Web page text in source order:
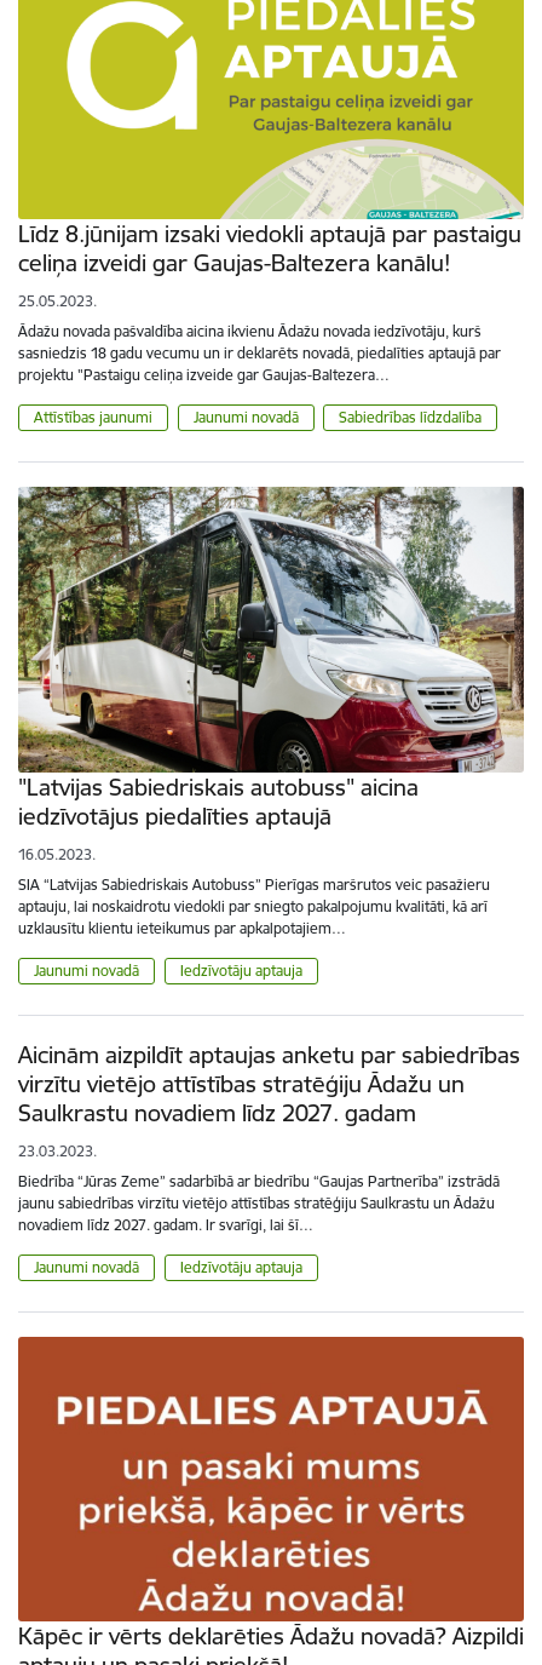
Līdz 8.jūnijam izsaki viedokli aptaujā par pastaigu
celiņa izveidi gar Gaujas-Baltezera kanālu!
25.05.2023.
Ādažu novada pašvaldība aicina ikvienu Ādažu novada iedzīvotāju, kurš
sasniedzis 18 gadu vecumu un ir deklarēts novadā, piedalīties aptaujā par
projektu "Pastaigu celiņa izveide gar Gaujas-Baltezera…
Attīstības jaunumi Jaunumi novadā Sabiedrības līdzdalība
"Latvijas Sabiedriskais autobuss" aicina
iedzīvotājus piedalīties aptaujā
16.05.2023.
SIA “Latvijas Sabiedriskais Autobuss” Pierīgas maršrutos veic pasažieru
aptauju, lai noskaidrotu viedokli par sniegto pakalpojumu kvalitāti, kā arī
uzklausītu klientu ieteikumus par apkalpotajiem…
Jaunumi novadā Iedzīvotāju aptauja
Aicinām aizpildīt aptaujas anketu par sabiedrības
virzītu vietējo attīstības stratēģiju Ādažu un
Saulkrastu novadiem līdz 2027. gadam
23.03.2023.
Biedrība “Jūras Zeme” sadarbībā ar biedrību “Gaujas Partnerība” izstrādā
jaunu sabiedrības virzītu vietējo attīstības stratēģiju Saulkrastu un Ādažu
novadiem līdz 2027. gadam. Ir svarīgi, lai šī…
Jaunumi novadā Iedzīvotāju aptauja
Kāpēc ir vērts deklarēties Ādažu novadā? Aizpildi